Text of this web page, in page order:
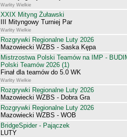
Warlity Wielkie
XXIX Mityng Żuławski
III Mityngowy Turniej Par
Warlity Wielkie
Rozgrywki Regionalne Luty 2026
Mazowiecki WZBS - Saska Kępa
Mistrzostwa Polski Teamów na IMP -
Polski Teamów 2026 (1)
Finał dla teamów do 5.0 WK
Warlity Wielkie
Rozgrywki Regionalne Luty 2026
Mazowiecki WZBS - Dobra Gra
Rozgrywki Regionalne Luty 2026
Mazowiecki WZBS - WOB
BridgeSpider - Pajączek
LUTY